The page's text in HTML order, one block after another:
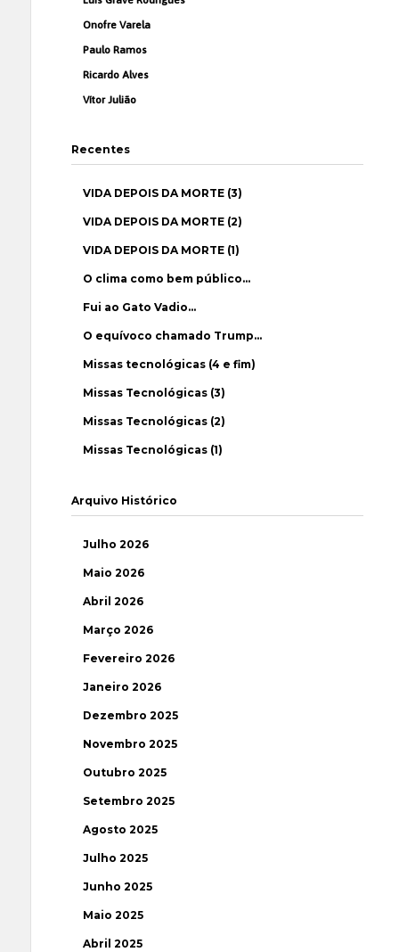
Onofre Varela
Paulo Ramos
Ricardo Alves
Vítor Julião
Recentes
VIDA DEPOIS DA MORTE (3)
VIDA DEPOIS DA MORTE (2)
VIDA DEPOIS DA MORTE (1)
O clima como bem público…
Fui ao Gato Vadio…
O equívoco chamado Trump…
Missas tecnológicas (4 e fim)
Missas Tecnológicas (3)
Missas Tecnológicas (2)
Missas Tecnológicas (1)
Arquivo Histórico
Julho 2026
Maio 2026
Abril 2026
Março 2026
Fevereiro 2026
Janeiro 2026
Dezembro 2025
Novembro 2025
Outubro 2025
Setembro 2025
Agosto 2025
Julho 2025
Junho 2025
Maio 2025
Abril 2025